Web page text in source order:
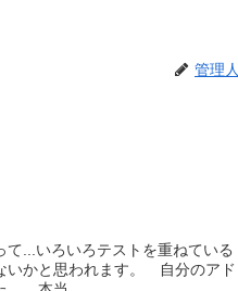
管理人
...いろいろテストを重ねている
いかと思われます。 自分のアド